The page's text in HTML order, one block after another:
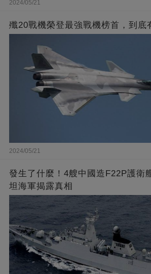
2024/05/21
殲20戰機榮登最強戰機榜首，到底
2024/05/21
發生了什麼！4艘中國造F22P護衛
坦海軍揭露真相